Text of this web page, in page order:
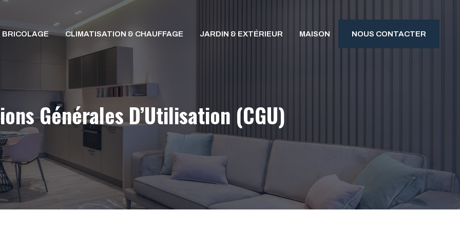
BRICOLAGE CLIMATISATION & CHAUFFAGE JARDIN & EXTÉRIEUR MAISON NOUS CONTACTER
Générales D’Utilisation (CGU)